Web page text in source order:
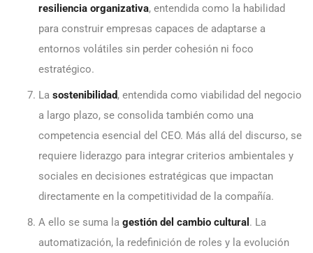
resiliencia organizativa, entendida como la habilidad
para construir empresas capaces de adaptarse a
entornos volátiles sin perder cohesión ni foco
estratégico.
La sostenibilidad, entendida como viabilidad del negocio
a largo plazo, se consolida también como una
competencia esencial del CEO. Más allá del discurso, se
requiere liderazgo para integrar criterios ambientales y
sociales en decisiones estratégicas que impactan
directamente en la competitividad de la compañía.
A ello se suma la gestión del cambio cultural . La
automatización, la redefinición de roles y la evolución